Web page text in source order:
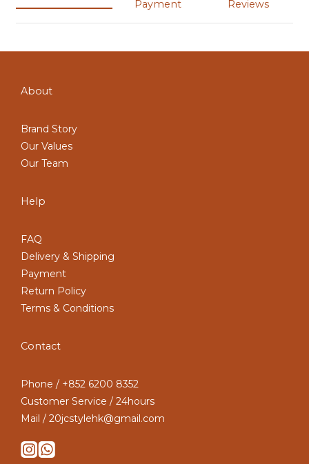
Payment
Reviews
About
Brand Story
Our Values
Our Team
Help
FAQ
Delivery & Shipping
Payment
Return Policy
Terms & Conditions
Contact
Phone / +852 6200 8352
Customer Service / 24hours
Mail / 20jcstylehk@gmail.com